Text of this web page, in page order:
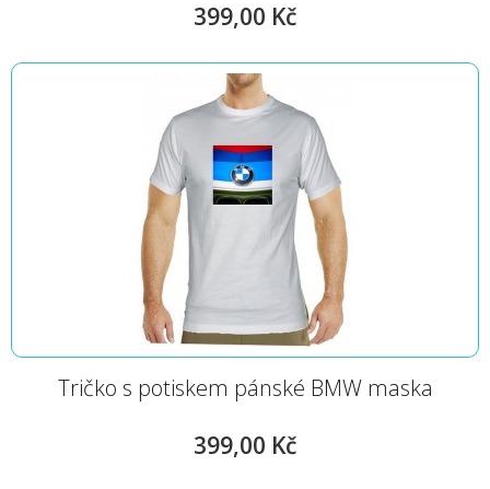
399,00 Kč
Tričko s potiskem pánské BMW maska
399,00 Kč